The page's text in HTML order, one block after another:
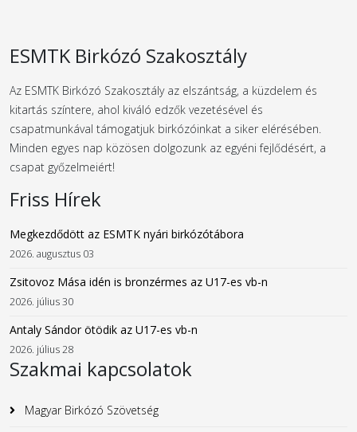
ESMTK Birkózó Szakosztály
Az ESMTK Birkózó Szakosztály az elszántság, a küzdelem és
kitartás színtere, ahol kiváló edzők vezetésével és
csapatmunkával támogatjuk birkózóinkat a siker elérésében.
Minden egyes nap közösen dolgozunk az egyéni fejlődésért, a
csapat győzelmeiért!
Friss Hírek
Megkezdődött az ESMTK nyári birkózótábora
2026. augusztus 03
Zsitovoz Mása idén is bronzérmes az U17-es vb-n
2026. július 30
Antaly Sándor ötödik az U17-es vb-n
2026. július 28
Szakmai kapcsolatok
Magyar Birkózó Szövetség